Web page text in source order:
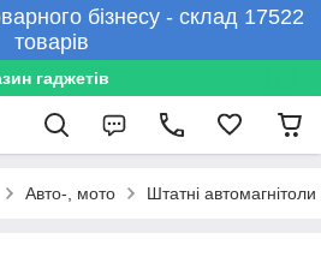
бізнесу - склад 17522
товарів
гаджетів
Авто-, мото Штатні автомагнітоли